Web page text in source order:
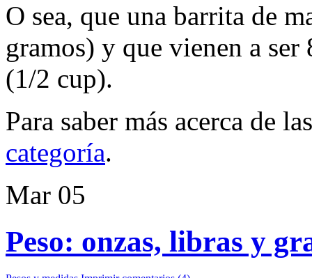
O sea, que una barrita de
gramos) y que vienen a
(1/2 cup).
Para saber más acerca de
categoría.
Mar 05
Peso: onzas, libras y